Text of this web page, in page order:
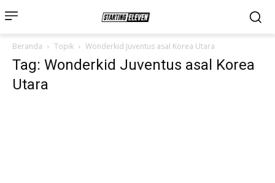
Beranda Topik Wonderkid Juventus asal Korea Utara
Tag: Wonderkid Juventus asal Korea
Utara